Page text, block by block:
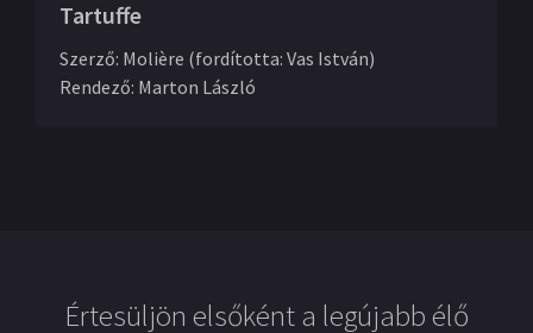
Tartuffe
Szerző: Molière (fordította: Vas István)
Rendező: Marton László
Értesüljön elsőként a legújabb élő